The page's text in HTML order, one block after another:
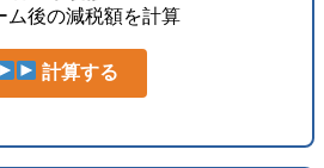
ム後の減税額を計算
計算する